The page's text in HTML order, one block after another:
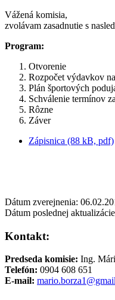
Vážená komisia,
zvolávam zasadnutie s
Program:
Otvorenie
Rozpočet výdavkov
Plán športových
Schválenie termínov
Rôzne
Záver
Zápisnica (88 kB, pdf)
Dátum zverejnenia:
Dátum poslednej
Kontakt:
Predseda komisie: Ing.
Telefón: 0904 608 651
E-mail: